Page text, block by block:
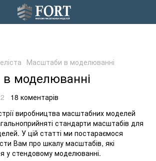
Масштаби в моделюванні
моделюванні
18 коментарів
виробництва масштабних моделей
стандарти масштабів для
У цій статті ми постараємося
Вам про шкалу масштабів, які
у стендовому моделюванні.